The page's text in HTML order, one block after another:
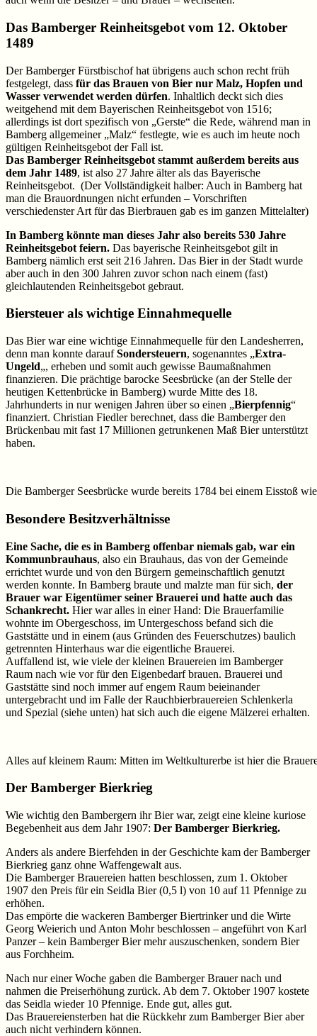
Das Bamberger Reinheitsgebot vom 12. Oktober
1489
Der Bamberger Fürstbischof hat übrigens auch schon recht früh
festgelegt, dass für das Brauen von Bier nur Malz, Hopfen und
Wasser verwendet werden dürfen. Inhaltlich deckt sich dies
weitgehend mit dem Bayerischen Reinheitsgebot von 1516;
allerdings ist dort spezifisch von „Gerste“ die Rede, während man in
Bamberg allgemeiner „Malz“ festlegte, wie es auch im heute noch
gültigen Reinheitsgebot der Fall ist.
Das Bamberger Reinheitsgebot stammt außerdem bereits aus
dem Jahr 1489, ist also 27 Jahre älter als das Bayerische
Reinheitsgebot. (Der Vollständigkeit halber: Auch in Bamberg hat
man die Brauordnungen nicht erfunden – Vorschriften
verschiedenster Art für das Bierbrauen gab es im ganzen Mittelalter)
In Bamberg könnte man dieses Jahr also bereits 530 Jahre
Reinheitsgebot feiern. Das bayerische Reinheitsgebot gilt in
Bamberg nämlich erst seit 216 Jahren. Das Bier in der Stadt wurde
aber auch in den 300 Jahren zuvor schon nach einem (fast)
gleichlautenden Reinheitsgebot gebraut.
Biersteuer als wichtige Einnahmequelle
Das Bier war eine wichtige Einnahmequelle für den Landesherren,
denn man konnte daraufSondersteuern, sogenanntes „Extra-
Ungeld„, erheben und somit auch gewisse Baumaßnahmen
finanzieren. Die prächtige barocke Seesbrücke (an der Stelle der
heutigen Kettenbrücke in Bamberg) wurde Mitte des 18.
Jahrhunderts in nur wenigen Jahren über so einen „Bierpfennig“
finanziert. Christian Fiedler berechnet, dass die Bamberger den
Brückenbau mit fast 17 Millionen getrunkenen Maß Bier unterstützt
haben.
Die Bamberger Seesbrücke wurde bereits 1784 bei einem Eisstoß
Besondere Besitzverhältnisse
Eine Sache, die es in Bamberg offenbar niemals gab, war ein
Kommunbrauhaus, also ein Brauhaus, das von der Gemeinde
errichtet wurde und von den Bürgern gemeinschaftlich genutzt
werden konnte. In Bamberg braute und malzte man für sich, der
Brauer war Eigentümer seiner Brauerei und hatte auch das
Schankrecht. Hier war alles in einer Hand: Die Brauerfamilie
wohnte im Obergeschoss, im Untergeschoss befand sich die
Gaststätte und in einem (aus Gründen des Feuerschutzes) baulich
getrennten Hinterhaus war die eigentliche Brauerei.
Auffallend ist, wie viele der kleinen Brauereien im Bamberger
Raum nach wie vor für den Eigenbedarf brauen. Brauerei und
Gaststätte sind noch immer auf engem Raum beieinander
untergebracht und im Falle der Rauchbierbrauereien Schlenkerla
und Spezial (siehe unten) hat sich auch die eigene Mälzerei erhalten.
Alles auf kleinem Raum: Mitten im Weltkulturerbe ist hier die
Der Bamberger Bierkrieg
Wie wichtig den Bambergern ihr Bier war, zeigt eine kleine kuriose
Begebenheit aus dem Jahr 1907: Der Bamberger Bierkrieg.
Anders als andere Bierfehden in der Geschichte kam der Bamberger
Bierkrieg ganz ohne Waffengewalt aus.
Die Bamberger Brauereien hatten beschlossen, zum 1. Oktober
1907 den Preis für ein Seidla Bier (0,5 l) von 10 auf 11 Pfennige zu
erhöhen.
Das empörte die wackeren Bamberger Biertrinker und die Wirte
Georg Weierich und Anton Mohr beschlossen – angeführt von Karl
Panzer – kein Bamberger Bier mehr auszuschenken, sondern Bier
aus Forchheim.
Nach nur einer Woche gaben die Bamberger Brauer nach und
nahmen die Preiserhöhung zurück. Ab dem 7. Oktober 1907 kostete
das Seidla wieder 10 Pfennige. Ende gut, alles gut.
Das Brauereiensterben hat die Rückkehr zum Bamberger Bier aber
auch nicht verhindern können.